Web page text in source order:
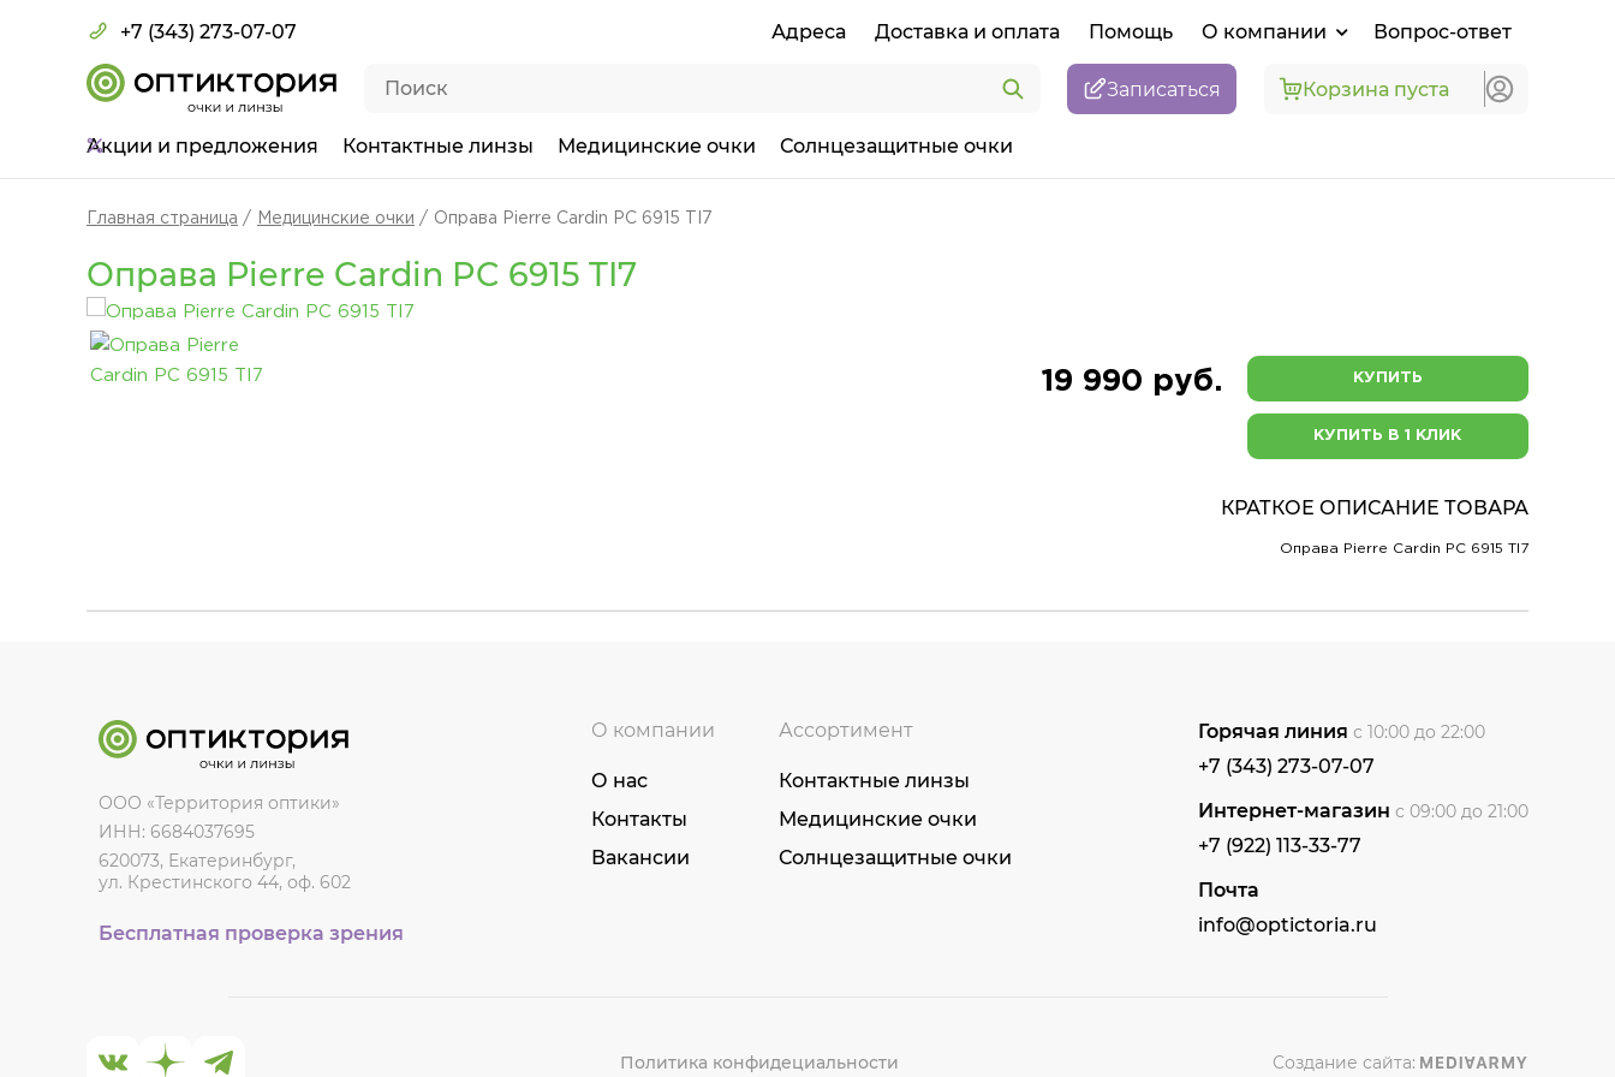
+7 (343) 273-07-07 Адреса Доставка и оплата Помощь О компании Вопрос-ответ
Записаться Корзина пуста
Акции и предложения Контактные линзы Медицинские очки Солнцезащитные очки
Главная страница Медицинские очки Оправа Pierre Cardin PC 6915 TI7
Оправа Pierre Cardin PC 6915 TI7
19 990 руб. КУПИТЬ
КУПИТЬ В 1 КЛИК
КРАТКОЕ ОПИСАНИЕ ТОВАРА
Оправа Pierre Cardin PC 6915 TI7
ООО «Территория оптики»
ИНН: 6684037695
620073, Екатеринбург,
ул. Крестинского 44, оф. 602
Бесплатная проверка зрения
О компании
О нас
Контакты
Вакансии
Ассортимент
Контактные линзы
Медицинские очки
Солнцезащитные очки
Горячая линия с 10:00 до 22:00
+7 (343) 273-07-07
Интернет-магазин с 09:00 до 21:00
+7 (922) 113-33-77
Почта
info@optictoria.ru
Политика конфидециальности Создание сайта: